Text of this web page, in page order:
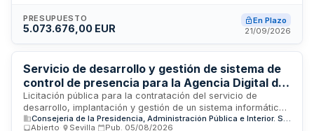
a despliegues y transformación digital, así como el gobierno
FinOps y la optimización de recursos. Se requiere cobertura
especializado en tecnologías multicloud, DevSecOps y
seguridad, garantizando máxima disponibilidad y mejora
continua de procesos.
PRESUPUESTO
5.073.676,00 EUR
En Plazo
21/09/2026
Servicio de desarrollo y gestión de sistema de
control de presencia para la Agencia Digital de
Andalucía
Licitación pública para la contratación del servicio de
desarrollo, implantación y gestión de un sistema informático
de control de presencia y asistencia del personal de la
Consejeria de la Presidencia, Administración Pública e Interior. Secretaría General Técnica
Abierto
Sevilla Pub. 05/08/2026